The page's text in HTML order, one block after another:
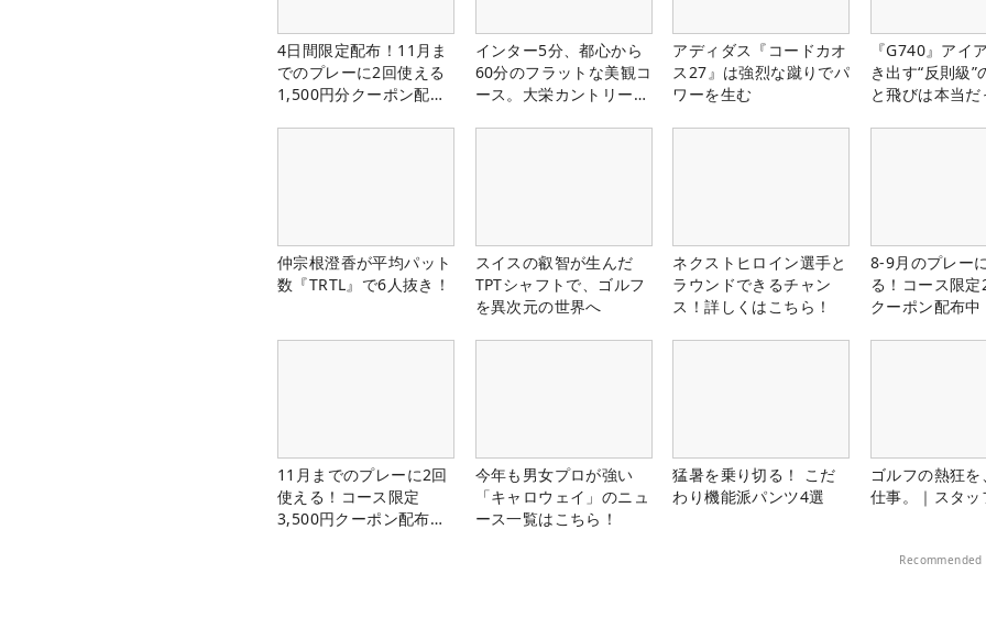
4日間限定配布！11月ま
でのプレーに2回使える
1,500円分クーポン配布
インター5分、都心から
60分のフラットな美観コ
ース。大栄カントリー俱
アディダス『コードカオ
ス27』は強烈な蹴りでパ
ワーを生む
『G740』アイ
き出す“反則級”
と飛びは本当
仲宗根澄香が平均パット
数『TRTL』で6人抜き！
スイスの叡智が生んだ
TPTシャフトで、ゴルフ
を異次元の世界へ
ネクストヒロイン選手と
ラウンドできるチャン
ス！詳しくはこちら！
8-9月のプレー
る！コース限
クーポン配布中
11月までのプレーに2回
使える！コース限定
3,500円クーポン配布
今年も男女プロが強い
「キャロウェイ」のニュ
ース一覧はこちら！
猛暑を乗り切る！ こだ
わり機能派パンツ4選
ゴルフの熱狂
仕事。｜スタ
Recommended